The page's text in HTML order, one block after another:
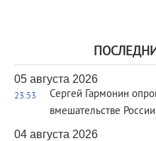
05 августа 2026
23:53
Сергей Гармонин
вмешательстве
04 августа 2026